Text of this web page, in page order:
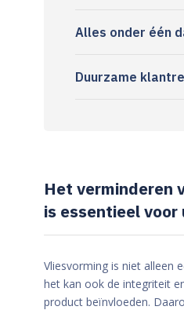
Alles onder één
Duurzame
Het verminderen
is essentieel
Vliesvorming is niet alleen
het kan ook de integriteit
product beïnvloeden.